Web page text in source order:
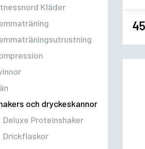
Kläder
och dryckeskannor
Deluxe Proteinshaker
Drickflaskor